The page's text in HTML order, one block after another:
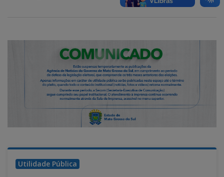
Utilidade Pública